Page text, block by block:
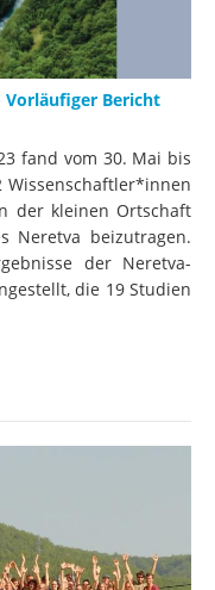
Vorläufiger Bericht
fand vom 30. Mai bis
Wissenschaftler*innen
der kleinen Ortschaft
Neretva beizutragen.
der Neretva-
die 19 Studien